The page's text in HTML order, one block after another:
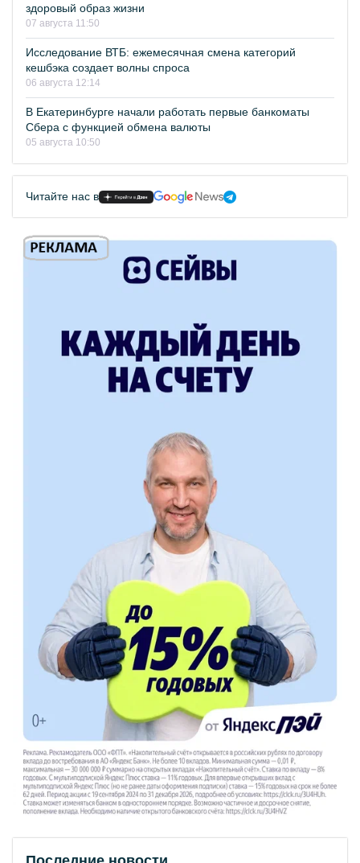
здоровый образ жизни
07 августа 11:50
Исследование ВТБ: ежемесячная смена категорий
кешбэка создает волны спроса
06 августа 12:14
В Екатеринбурге начали работать первые банкоматы
Сбера с функцией обмена валюты
05 августа 10:50
Читайте нас в